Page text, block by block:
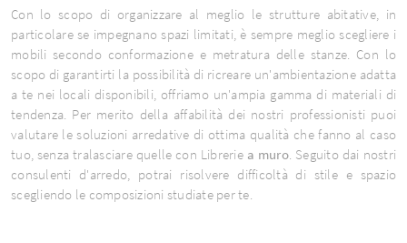
Con lo scopo di organizzare al meglio le strutture abitative, in
particolare se impegnano spazi limitati, è sempre meglio scegliere i
mobili secondo conformazione e metratura delle stanze. Con lo
scopo di garantirti la possibilità di ricreare un'ambientazione adatta
a te nei locali disponibili, offriamo un'ampia gamma di materiali di
tendenza. Per merito della affabilità dei nostri professionisti puoi
valutare le soluzioni arredative di ottima qualità che fanno al caso
tuo, senza tralasciare quelle con Librerie a muro. Seguito dai nostri
consulenti d'arredo, potrai risolvere difficoltà di stile e spazio
scegliendo le composizioni studiate per te.